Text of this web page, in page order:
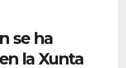
se ha
la Xunta